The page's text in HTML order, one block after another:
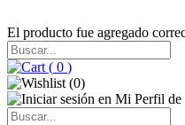
El producto fue agregado
( 0 )
(0)